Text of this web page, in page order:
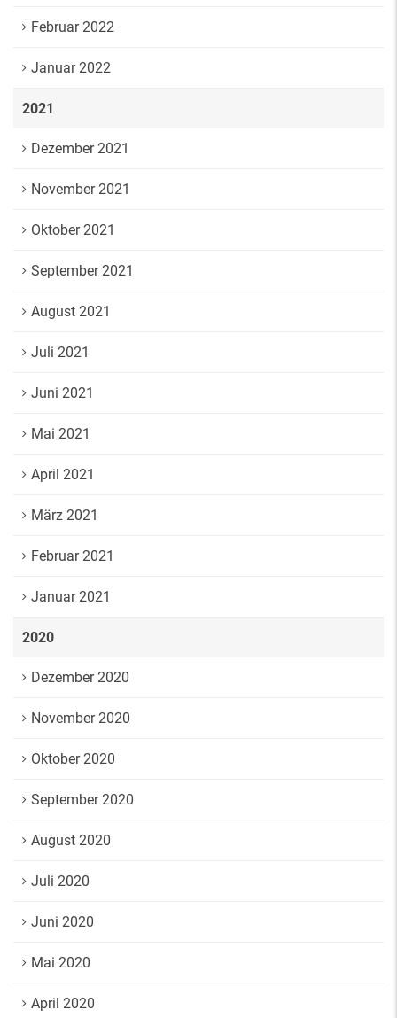
Februar 2022
Januar 2022
2021
Dezember 2021
November 2021
Oktober 2021
September 2021
August 2021
Juli 2021
Juni 2021
Mai 2021
April 2021
März 2021
Februar 2021
Januar 2021
2020
Dezember 2020
November 2020
Oktober 2020
September 2020
August 2020
Juli 2020
Juni 2020
Mai 2020
April 2020